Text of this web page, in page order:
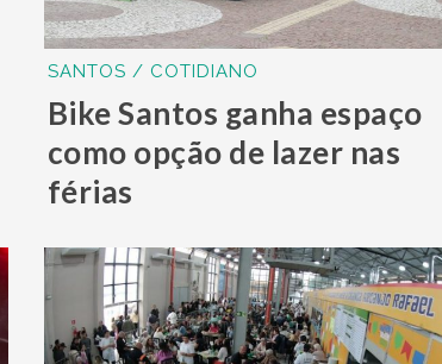
SANTOS / COTIDIANO
Bike Santos ganha espaço
como opção de lazer nas
férias